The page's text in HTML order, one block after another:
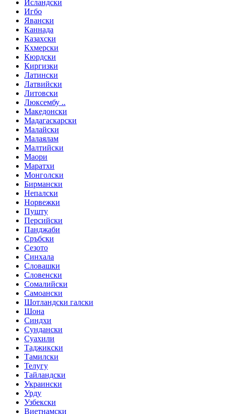
Исландски
Игбо
Явански
Каннада
Казахски
Кхмерски
Кюрдски
Киргизки
Латински
Латвийски
Литовски
Люксембу ..
Македонски
Мадагаскарски
Малайски
Малаялам
Малтийски
Маори
Маратхи
Монголски
Бирмански
Непалски
Норвежки
Пушту
Персийски
Панджаби
Сръбски
Сезото
Синхала
Словашки
Словенски
Сомалийски
Самоански
Шотландски галски
Шона
Синдхи
Сундански
Суахили
Таджикски
Тамилски
Телугу
Тайландски
Украински
Урду
Узбекски
Виетнамски